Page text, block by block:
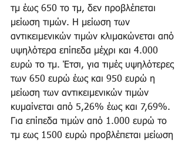
τμ έως 650 το τμ, δεν προβλέπεται
μείωση τιμών. Η μείωση των
αντικειμενικών τιμών κλιμακώνεται από
υψηλότερα επίπεδα μέχρι και 4.000
ευρώ το τμ. Έτσι, για τιμές υψηλότερες
των 650 ευρώ έως και 950 ευρώ η
μείωση των αντικειμενικών τιμών
κυμαίνεται από 5,26% έως και 7,69%.
Για επίπεδα τιμών από 1.000 ευρώ το
τμ εως 1500 ευρώ προβλέπεται μείωση